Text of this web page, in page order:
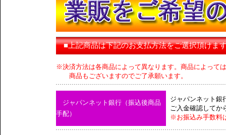
■上記商品は下記のお支払方法をご選択頂けま
※決済方法は各商品によって異なります。商品によって
商品もございますのでご了承願います。
ジャパンネット銀行（振込後商品
手配）
ジャパンネット銀
ご入金確認してか
※お振込み手数料